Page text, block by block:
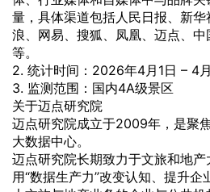
量，具体渠道包括人民日报、新
浪、网易、搜狐、凤凰、迈点、
等。
2. 统计时间：2026年4月1日 – 4
3. 监测范围：国内4A级景区
关于迈点研究院
迈点研究院成立于2009年，是聚
大数据中心。
迈点研究院长期致力于文旅和地产
用“数据生产力”改变认知、提升